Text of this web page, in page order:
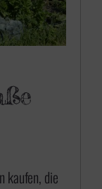
kaufen, die